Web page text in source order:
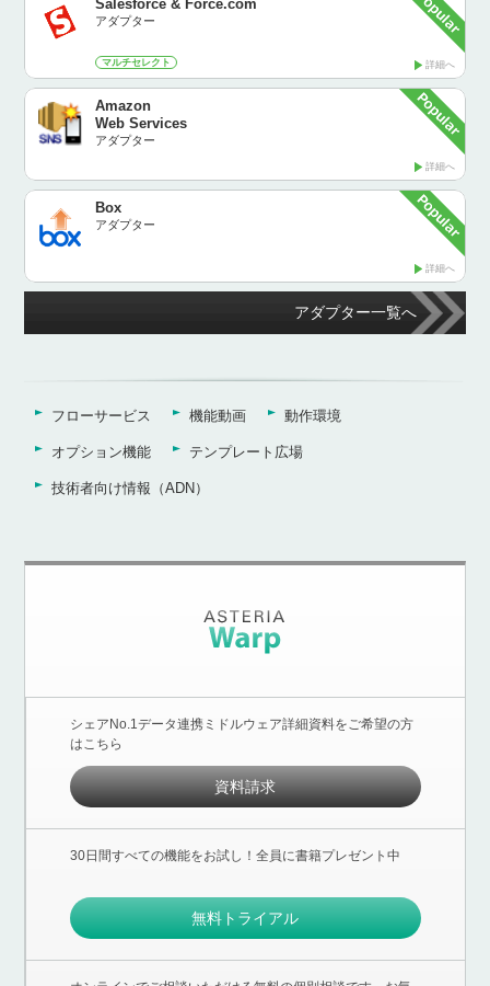
Salesforce & Force.com
アダプター
詳細へ
マルチセレクト
Amazon
Web Services
アダプター
詳細へ
Box
アダプター
詳細へ
アダプター一覧へ
フローサービス 機能動画 動作環境
オプション機能 テンプレート広場
技術者向け情報（ADN）
シェアNo.1データ連携ミドルウェア詳細資料をご希望の方
はこちら
資料請求
30日間すべての機能をお試し！全員に書籍プレゼント中
無料トライアル